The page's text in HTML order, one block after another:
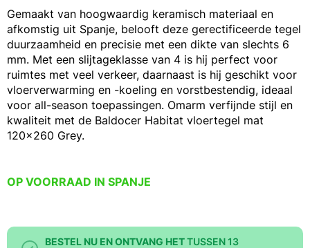
OP VOORRAAD IN SPANJE
BESTEL NU EN ONTVANG HETTUSSEN 13
Gemaakt van hoogwaardig keramisch materiaal en
afkomstig uit Spanje, belooft deze gerectificeerde tegel
duurzaamheid en precisie met een dikte van slechts 6
mm. Met een slijtageklasse van 4 is hij perfect voor
ruimtes met veel verkeer, daarnaast is hij geschikt voor
vloerverwarming en -koeling en vorstbestendig, ideaal
voor all-season toepassingen. Omarm verfijnde stijl en
kwaliteit met de Baldocer Habitat vloertegel mat
120x260 Grey.